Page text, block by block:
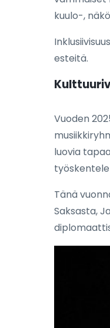
kuulo-,
esteitä.
Vuoden
luovia
Tänä
Saksasta,